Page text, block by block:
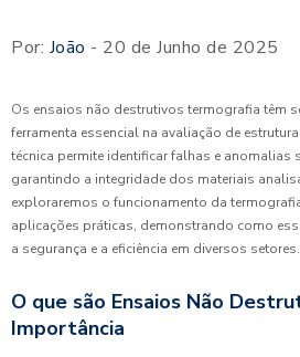
Por: João - 20 de Junho de 2025
Os ensaios não destrutivos termografia têm
ferramenta essencial na avaliação de
técnica permite identificar falhas e anomalias
garantindo a integridade dos materiais
exploraremos o funcionamento da
aplicações práticas, demonstrando como
a segurança e a eficiência em diversos setores.
O que são Ensaios Não
Importância